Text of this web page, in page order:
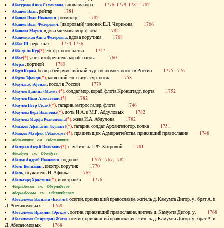
Абатурова Анна Семеновна, вдова майора 1776, 1779, 1781-1782
Абашев Иван, рейтар 1781
Абашев Иван Иванович, ротмистр 1782
Абашев Иван Федорович, [дворовый] человек Е.Л. Чирикова 1766
Абашева Мария, вдова мичмана мор. флота 1782
Абашевская Анна Федоровна, вдова поручика 1768
Аббас III, перс. шах 1734, 1736
Аббе де ла Кур(*), чл. фр. посольства 1747
Аббот(*), англ. изобретатель кораб. насоса 1760
Абграт, портной 1780
Абдул Керим, беглер-бей румелийский, тур. полномоч. посол в России 1775-1776
Абдула Эфенди(*), конюший, чл. свиты тур. посла 1758
Абдуласах-Эфенди, посол в России 1779
Абдулов Даниил (Мамет)(*), солдат мор. кораб. флота Кронштадт. порта 1752
Абдулов Иван Алексеевич(*) 1782
Абдулов Петр (Асак)(*), татарин, матрос галер. флота 1746
Абдулова Вера Ивановна(*), дочь И.А. и М.Р. Абдуловых 1782
Абдулова Марфа Родионовна(*), жена И.А. Абдулова 1782
Абдыков Афанасий (Кулмет)(*), татарин, солдат Архангелогор. полка 1751
Абдяков Матфей (Абдяселет)(*), прядильщик Адмиралтейства, принявший православие 1748
Абезьянинов см. Обезьянинов
Абелдеев Авдей Иванович(*), служитель П.Ф. Хитровой 1781
Абелдуев см. Оболдуев
Абелов Андрей Иванович, подполк. 1765-1767, 1782
Абелс Вениамин, иностр. поручик 1770
Абель, служитель И. Афлика 1763
Абельгард Христина(*), иностранка 1776
Абернибесов см. Обернибесов
Абернибесова см. Обернибесова
Абесаломов Василий (Басиле), осетин, принявший православие, житель д. Камумта Дигор. у., брат А. и
Д. Абесаломовых 1768
Абесаломов Ираклий (Эрекле), осетин, принявший православие, житель д. Камумта Дигор. у. 1768
Абесаломов Спиридон (Жага), осетин, принявший православие, житель д. Камумта Дигор. у., брат А. и
Д. Абесаломовых 1768